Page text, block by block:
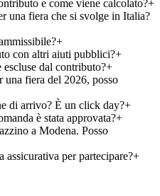
e come viene calcolato?+
una fiera che si svolge in Italia?
+
con altri aiuti pubblici?+
escluse dal contributo?+
una fiera del 2026, posso
di arrivo? È un click day?+
è stata approvata?+
a Modena. Posso
per partecipare?+